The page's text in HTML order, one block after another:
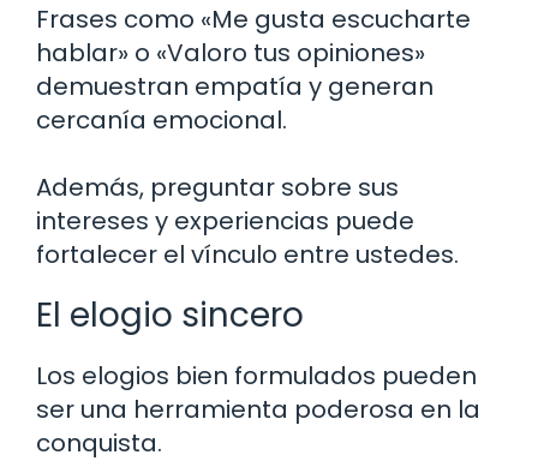
Frases como «Me gusta escucharte
hablar» o «Valoro tus opiniones»
demuestran empatía y generan
cercanía emocional.
Además, preguntar sobre sus
intereses y experiencias puede
fortalecer el vínculo entre ustedes.
El elogio sincero
Los elogios bien formulados pueden
ser una herramienta poderosa en la
conquista.